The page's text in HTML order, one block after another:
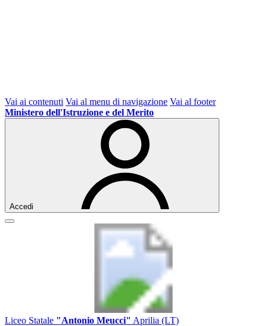
Vai ai contenuti Vai al menu di navigazione Vai al footer
Ministero dell'Istruzione e del Merito
Accedi
Liceo Statale "Antonio Meucci" Aprilia (LT)